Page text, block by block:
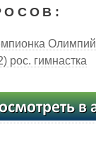
рос. гимнастка